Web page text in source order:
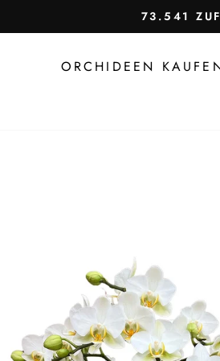
73.541
ORCHIDEEN